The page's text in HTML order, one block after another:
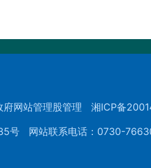
府网站管理股管理 湘ICP备
号
网站联系电话：0730-